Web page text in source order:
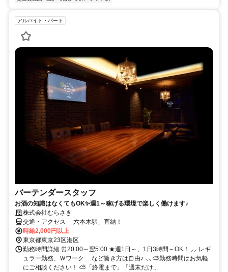
アルバイト・パート
バーテンダースタッフ
お酒の知識はなくてもOK✨週1～稼げる環境で楽しく働けます♪
株式会社むらさき
交通・アクセス 「六本木駅」直結！
時給2,000円以上
東京都東京23区港区
勤務時間詳細 ⏰20:00～翌5:00 ★週1日～、1日3時間～OK！ ⸝⸝ レギ
ュラー勤務、Ｗワーク …など働き方は自由♪ ⸜⸜ ⛅勤務時間はお気軽
にご相談ください！ ⛅「終電まで」「週末だけ...